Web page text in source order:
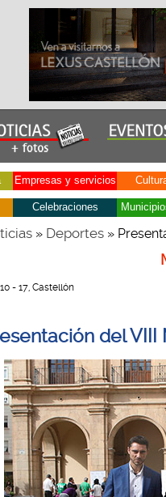
Empresas y servicios
Celebraciones
» Deportes»
- 17, Castellón
del